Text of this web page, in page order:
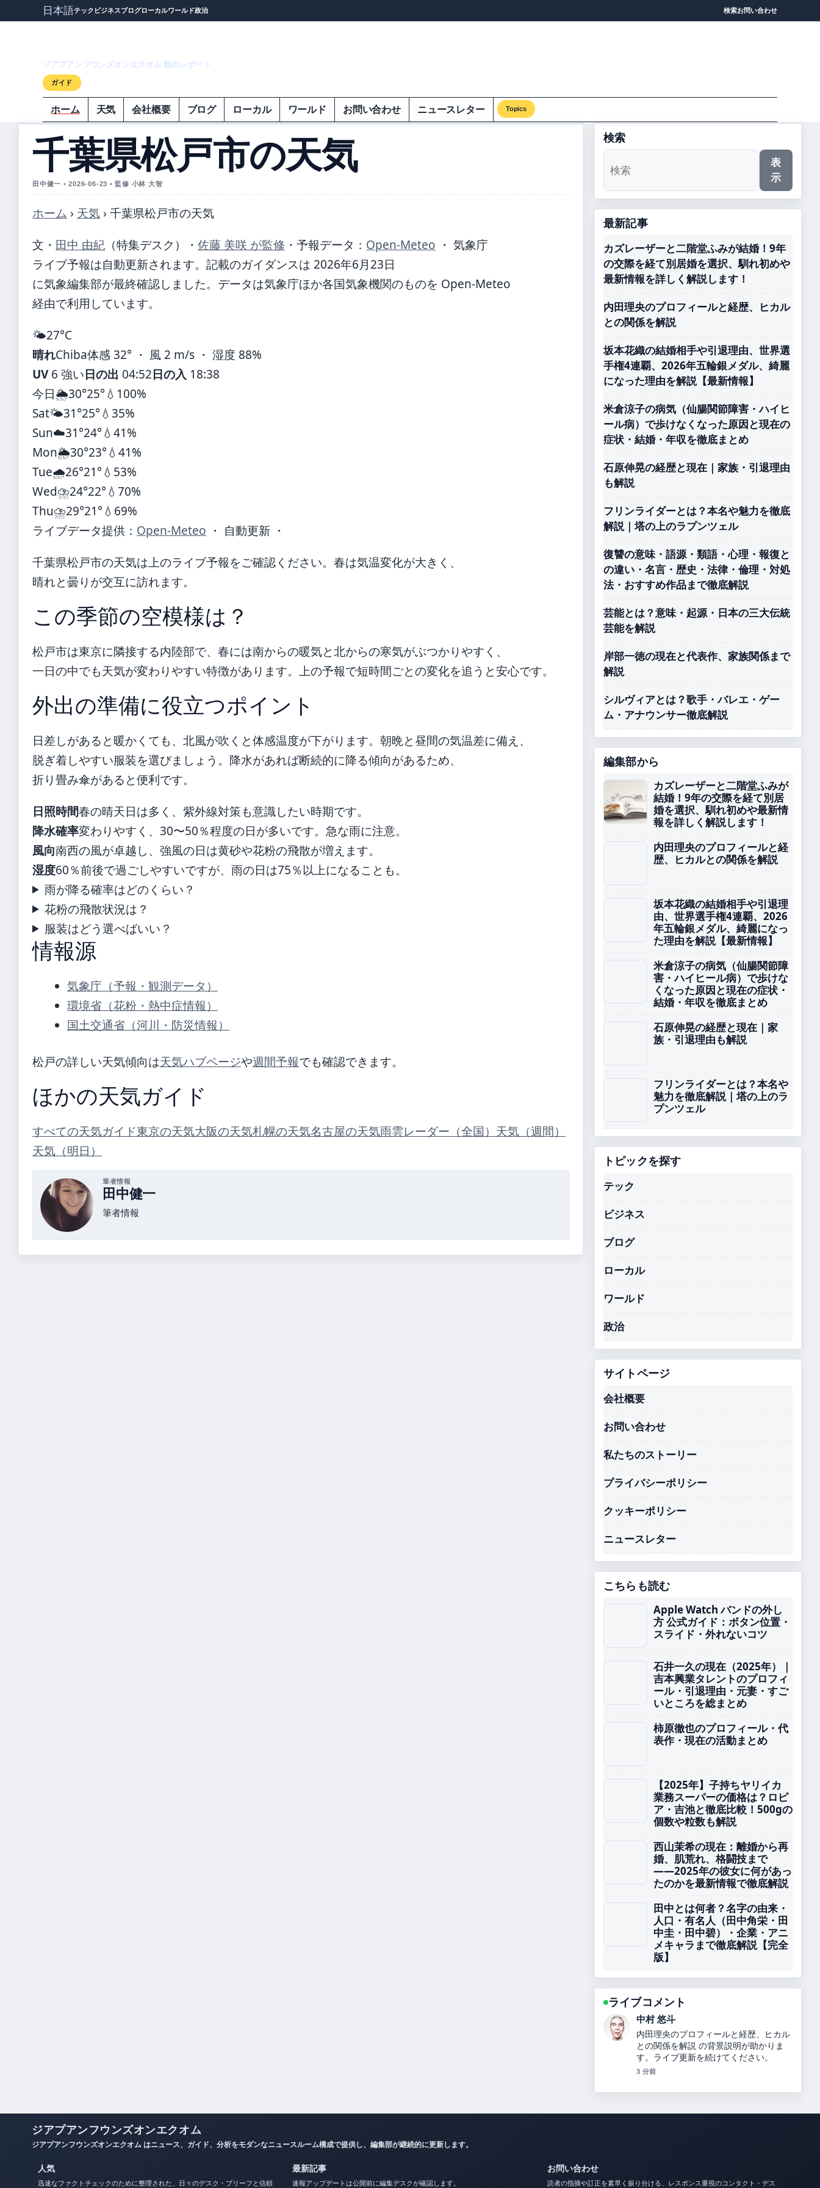
日本語テック ビジネスブログローカルワールド政治 検索お問い合わせ
ジアプアンフウンズオンエクオム 朝のレポート
ガイド
ホーム 天気 会社概要 ブログ ローカル ワールド お問い合わせ ニュースレター Topics
千葉県松戸市の天気
田中健一 • 2026-06-23 • 監修 小林 大智
ホーム › 天気 › 千葉県松戸市の天気
文・ 田中 由紀 （特集デスク） ・ 佐藤 美咲 が監修 ・ 予報データ： Open-Meteo ・ 気象庁
ライブ予報は自動更新されます。記載のガイダンスは 2026年6月23日
に気象編集部が最終確認しました。データは気象庁ほか各国気象機関のものを Open-Meteo
経由で利用しています。
🌤️27°C
晴れChiba体感 32° ・ 風 2 m/s ・ 湿度 88%
UV6 強い日の出 04:52日の入 18:38
今日🌦️30°25°💧100%
Sat🌤️31°25°💧35%
Sun☁️31°24°💧41%
Mon🌦️30°23°💧41%
Tue🌧️26°21°💧53%
Wed⛈️24°22°💧70%
Thu⛈️29°21°💧69%
ライブデータ提供： Open-Meteo ・ 自動更新 ・
千葉県松戸市の天気は上のライブ予報をご確認ください。春は気温変化が大きく、
晴れと曇りが交互に訪れます。
この季節の空模様は？
松戸市は東京に隣接する内陸部で、春には南からの暖気と北からの寒気がぶつかりやすく、
一日の中でも天気が変わりやすい特徴があります。上の予報で短時間ごとの変化を追うと安心です。
外出の準備に役立つポイント
日差しがあると暖かくても、北風が吹くと体感温度が下がります。朝晩と昼間の気温差に備え、
脱ぎ着しやすい服装を選びましょう。降水があれば断続的に降る傾向があるため、
折り畳み傘があると便利です。
日照時間春の晴天日は多く、紫外線対策も意識したい時期です。
降水確率変わりやすく、30〜50％程度の日が多いです。急な雨に注意。
風向南西の風が卓越し、強風の日は黄砂や花粉の飛散が増えます。
湿度60％前後で過ごしやすいですが、雨の日は75％以上になることも。
雨が降る確率はどのくらい？
花粉の飛散状況は？
服装はどう選べばいい？
情報源
気象庁（予報・観測データ）
環境省（花粉・熱中症情報）
国土交通省（河川・防災情報）
松戸の詳しい天気傾向は天気ハブページや週間予報でも確認できます。
ほかの天気ガイド
すべての天気ガイド東京の天気大阪の天気札幌の天気名古屋の天気雨雲レーダー（全国） 天気（週間）
天気（明日）
筆者情報
田中健一
筆者情報
検索
表
示
最新記事
カズレーザーと二階堂ふみが結婚！9年
の交際を経て別居婚を選択、馴れ初めや
最新情報を詳しく解説します！
内田理央のプロフィールと経歴、ヒカル
との関係を解説
坂本花織の結婚相手や引退理由、世界選
手権4連覇、2026年五輪銀メダル、綺麗
になった理由を解説【最新情報】
米倉涼子の病気（仙腸関節障害・ハイヒ
ール病）で歩けなくなった原因と現在の
症状・結婚・年収を徹底まとめ
石原伸晃の経歴と現在｜家族・引退理由
も解説
フリンライダーとは？本名や魅力を徹底
解説｜塔の上のラプンツェル
復讐の意味・語源・類語・心理・報復と
の違い・名言・歴史・法律・倫理・対処
法・おすすめ作品まで徹底解説
芸能とは？意味・起源・日本の三大伝統
芸能を解説
岸部一徳の現在と代表作、家族関係まで
解説
シルヴィアとは？歌手・バレエ・ゲー
ム・アナウンサー徹底解説
編集部から
カズレーザーと二階堂ふみが
結婚！9年の交際を経て別居
婚を選択、馴れ初めや最新情
報を詳しく解説します！
内田理央のプロフィールと経
歴、ヒカルとの関係を解説
坂本花織の結婚相手や引退理
由、世界選手権4連覇、2026
年五輪銀メダル、綺麗になっ
た理由を解説【最新情報】
米倉涼子の病気（仙腸関節障
害・ハイヒール病）で歩けな
くなった原因と現在の症状・
結婚・年収を徹底まとめ
石原伸晃の経歴と現在｜家
族・引退理由も解説
フリンライダーとは？本名や
魅力を徹底解説｜塔の上のラ
プンツェル
トピックを探す
テック
ビジネス
ブログ
ローカル
ワールド
政治
サイトページ
会社概要
お問い合わせ
私たちのストーリー
プライバシーポリシー
クッキーポリシー
ニュースレター
こちらも読む
Apple Watch バンドの外し
方 公式ガイド：ボタン位置・
スライド・外れないコツ
石井一久の現在（2025年）｜
吉本興業タレントのプロフィ
ール・引退理由・元妻・すご
いところを総まとめ
柿原徹也のプロフィール・代
表作・現在の活動まとめ
【2025年】子持ちヤリイカ
業務スーパーの価格は？ロピ
ア・吉池と徹底比較！500gの
個数や粒数も解説
西山茉希の現在：離婚から再
婚、肌荒れ、格闘技まで
――2025年の彼女に何があっ
たのかを最新情報で徹底解説
田中とは何者？名字の由来・
人口・有名人（田中角栄・田
中圭・田中碧）・企業・アニ
メキャラまで徹底解説【完全
版】
ライブコメント
山本 葵
坂本花織の結婚相手や引退理由、世界選
手権4連覇、2026年五輪銀メダル、綺麗
になった理由を解説【最新情報】 の報道
は丁寧で、流れを追いやすいです。
ジアプアンフウンズオンエクオム
ジアプアンフウンズオンエクオム はニュース、ガイド、分析をモダンなニュースルーム構成で提供し、編集部が継続的に更新します。
人気 最新記事 お問い合わせ